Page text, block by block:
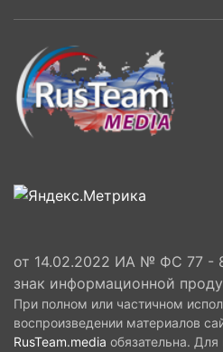
от 14.02.2022 ИА № ФС 77 -
знак информационной
При полном или частичном
воспроизведении материалов
RusTeam.media обязательна. Для